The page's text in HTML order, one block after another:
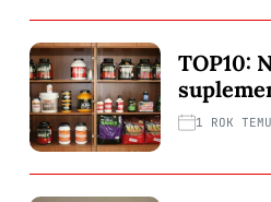
TOP10:
1 ROK TEMU